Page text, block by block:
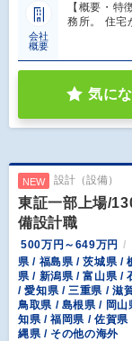
会社
概要
【概要・
務所。 住宅
気に
NEW 設計（設備）
東証一部上場/
備設計職
500万円～649万円
県 / 福島県 / 茨城県 /
県 / 新潟県 / 富山県 /
/ 愛知県 / 三重県 / 滋
鳥取県 / 島根県 / 岡
知県 / 福岡県 / 佐賀
縄県 / その他の海外